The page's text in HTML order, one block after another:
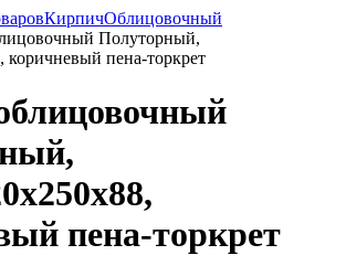
КирпичОблицовочный
Полуторный,
пена-торкрет
пена-торкрет